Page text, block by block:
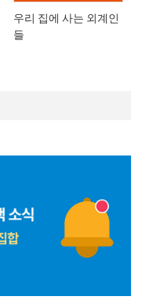
우리 집에 사는 외계인
들